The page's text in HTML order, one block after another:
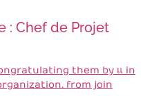
: Chef de Projet